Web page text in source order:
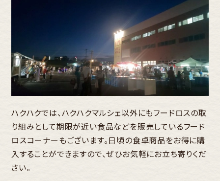
ハクハクでは、ハクハクマルシェ以外にもフードロスの取
り組みとして期限が近い食品などを販売しているフード
ロスコーナーもございます。日頃の食卓商品をお得に購
入することができますので、ぜひお気軽にお立ち寄りくだ
さい。